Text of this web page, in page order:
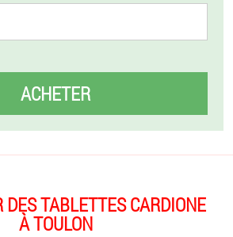
ACHETER
DES TABLETTES CARDIONE
À TOULON